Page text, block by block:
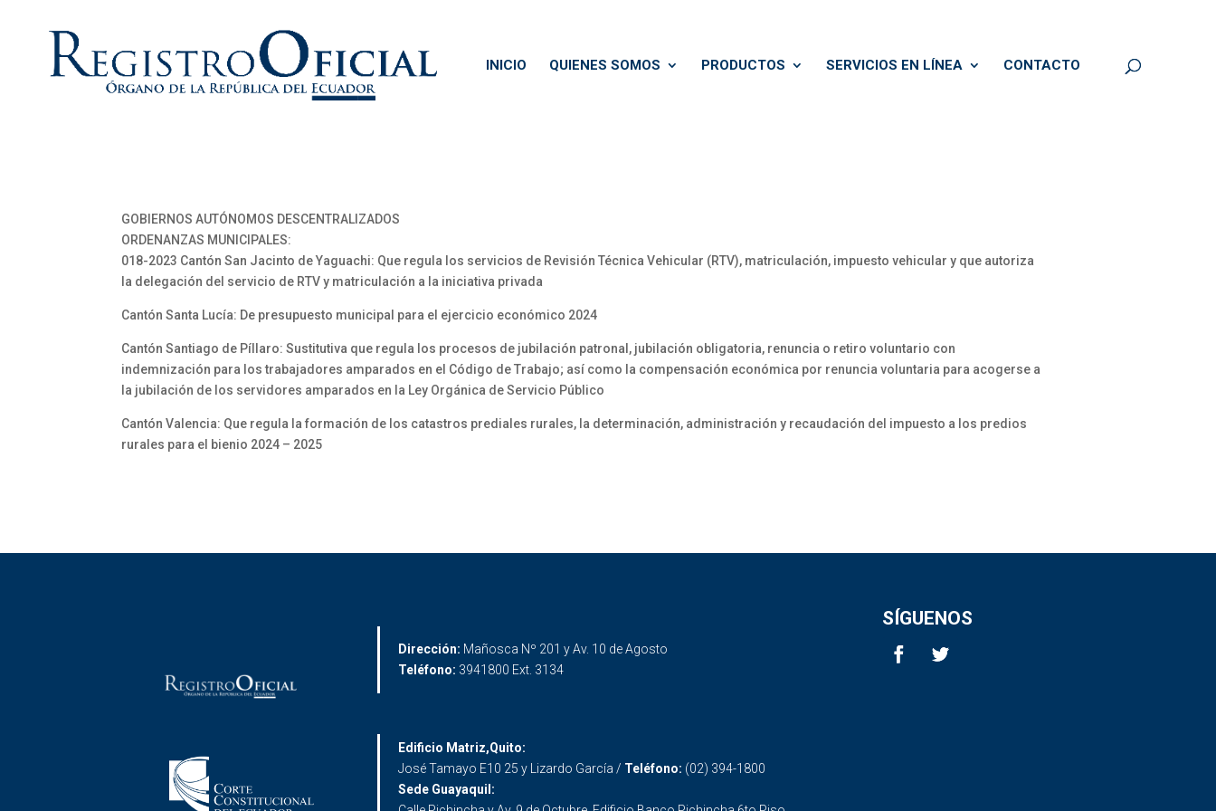
INICIO QUIENES SOMOS PRODUCTOS SERVICIOS EN LÍNEA CONTACTO
GOBIERNOS AUTÓNOMOS DESCENTRALIZADOS
ORDENANZAS MUNICIPALES:
018-2023 Cantón San Jacinto de Yaguachi: Que regula los servicios de Revisión Técnica Vehicular (RTV), matriculación, impuesto vehicular y que autoriza
la delegación del servicio de RTV y matriculación a la iniciativa privada
Cantón Santa Lucía: De presupuesto municipal para el ejercicio económico 2024
Cantón Santiago de Píllaro: Sustitutiva que regula los procesos de jubilación patronal, jubilación obligatoria, renuncia o retiro voluntario con
indemnización para los trabajadores amparados en el Código de Trabajo; así como la compensación económica por renuncia voluntaria para acogerse a
la jubilación de los servidores amparados en la Ley Orgánica de Servicio Público
Cantón Valencia: Que regula la formación de los catastros prediales rurales, la determinación, administración y recaudación del impuesto a los predios
rurales para el bienio 2024 – 2025
Dirección: Mañosca Nº 201 y Av. 10 de Agosto
Teléfono: 3941800 Ext. 3134
SÍGUENOS
Edificio Matriz,Quito:
José Tamayo E10 25 y Lizardo García / Teléfono: (02) 394-1800
Sede Guayaquil: